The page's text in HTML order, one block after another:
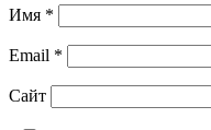
Имя *
Email *
Сайт